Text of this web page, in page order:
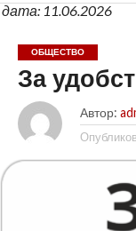
дата: 11.06.2026
ОБЩЕСТВО
За
Автор: